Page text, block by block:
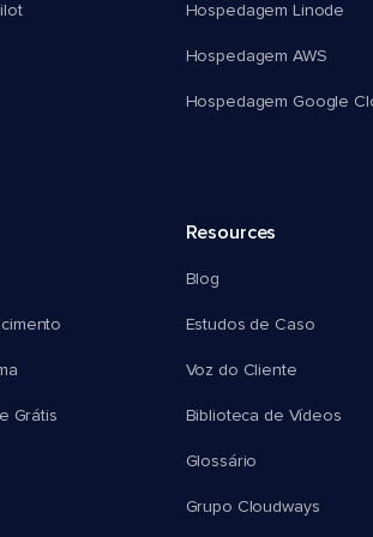
Hospedagem Linode
Hospedagem AWS
Hospedagem Google
Grátis
Resources
Blog
Estudos de Caso
Voz do Cliente
Biblioteca de Vídeos
Glossário
Grupo Cloudways